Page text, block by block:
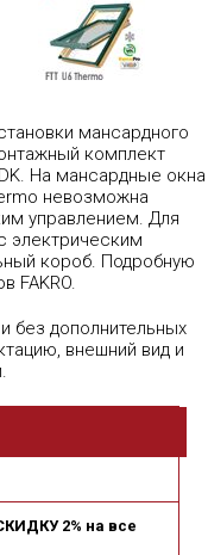
мансардного
комплект
На мансардные окна
невозможна
управлением. Для
электрическим
короб. Подробную
FAKRO.
без дополнительных
внешний вид и
2% на все